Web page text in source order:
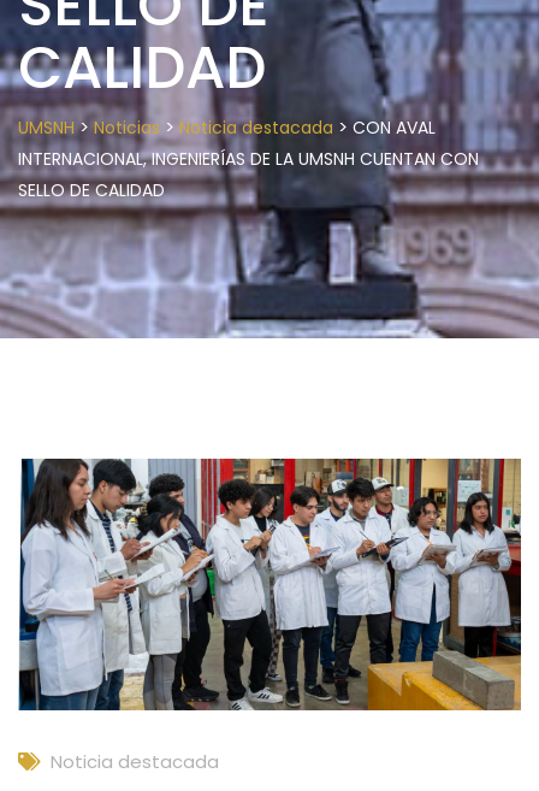
CALIDAD
UMSNH> Noticias > Noticia destacada > CON AVAL
INTERNACIONAL, INGENIERÍAS DE LA UMSNH CUENTAN CON
SELLO DE CALIDAD
Noticia destacada